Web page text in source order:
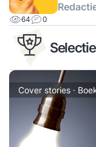
64 0
Cover stories ·